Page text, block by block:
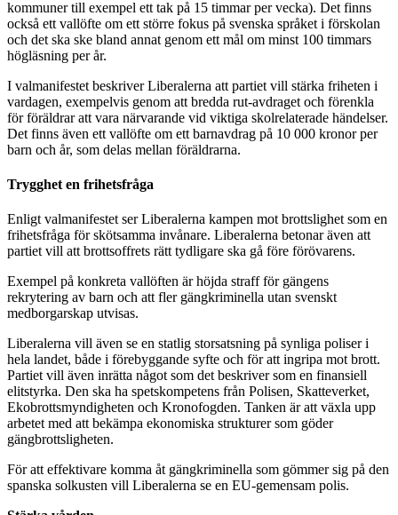
kommuner till exempel ett tak på 15 timmar per vecka). Det finns
också ett vallöfte om ett större fokus på svenska språket i förskolan
och det ska ske bland annat genom ett mål om minst 100 timmars
högläsning per år.
I valmanifestet beskriver Liberalerna att partiet vill stärka friheten i
vardagen, exempelvis genom att bredda rut-avdraget och förenkla
för föräldrar att vara närvarande vid viktiga skolrelaterade händelser.
Det finns även ett vallöfte om ett barnavdrag på 10 000 kronor per
barn och år, som delas mellan föräldrarna.
Trygghet en frihetsfråga
Enligt valmanifestet ser Liberalerna kampen mot brottslighet som en
frihetsfråga för skötsamma invånare. Liberalerna betonar även att
partiet vill att brottsoffrets rätt tydligare ska gå före förövarens.
Exempel på konkreta vallöften är höjda straff för gängens
rekrytering av barn och att fler gängkriminella utan svenskt
medborgarskap utvisas.
Liberalerna vill även se en statlig storsatsning på synliga poliser i
hela landet, både i förebyggande syfte och för att ingripa mot brott.
Partiet vill även inrätta något som det beskriver som en finansiell
elitstyrka. Den ska ha spetskompetens från Polisen, Skatteverket,
Ekobrottsmyndigheten och Kronofogden. Tanken är att växla upp
arbetet med att bekämpa ekonomiska strukturer som göder
gängbrottsligheten.
För att effektivare komma åt gängkriminella som gömmer sig på den
spanska solkusten vill Liberalerna se en EU-gemensam polis.